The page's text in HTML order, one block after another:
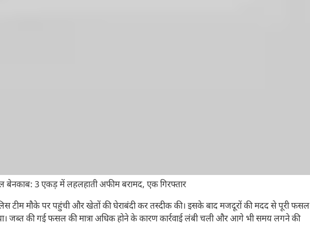
बेनकाब: 3 एकड़ में लहलहाती अफीम बरामद, एक गिरफ्तार
टीम मौके पर पहुंची और खेतों की घेराबंदी कर तस्दीक की। इसके बाद मजदूरों की मदद से पूरी फसल
जब्त की गई फसल की मात्रा अधिक होने के कारण कार्रवाई लंबी चली और आगे भी समय लगने की